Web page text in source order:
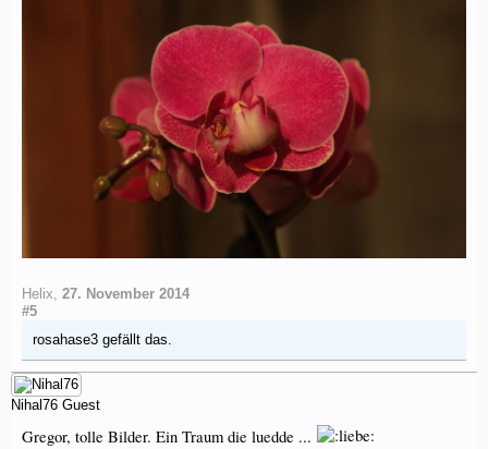
Helix, 27. November 2014
#5
rosahase3 gefällt das.
Nihal76 Guest
Gregor, tolle Bilder. Ein Traum die luedde ...